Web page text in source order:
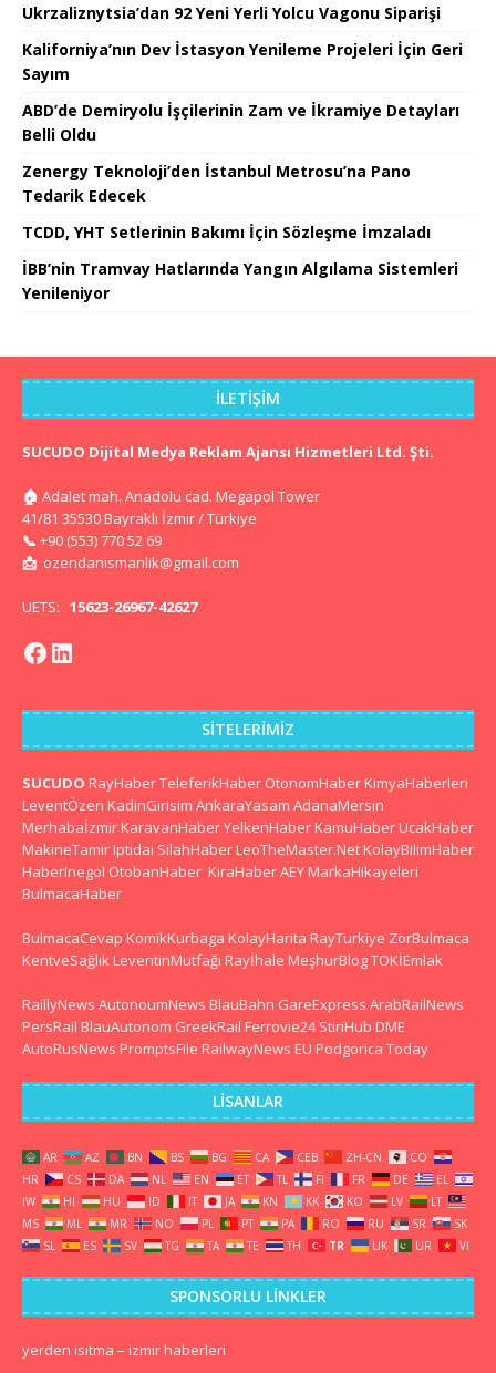
Ukrzaliznytsia’dan 92 Yeni Yerli Yolcu Vagonu Siparişi
Kaliforniya’nın Dev İstasyon Yenileme Projeleri İçin Geri
Sayım
ABD’de Demiryolu İşçilerinin Zam ve İkramiye Detayları
Belli Oldu
Zenergy Teknoloji’den İstanbul Metrosu’na Pano
Tedarik Edecek
TCDD, YHT Setlerinin Bakımı İçin Sözleşme İmzaladı
İBB’nin Tramvay Hatlarında Yangın Algılama Sistemleri
Yenileniyor
İLETIŞIM
SUCUDO Dijital Medya Reklam Ajansı Hizmetleri Ltd. Şti.
🏠 Adalet mah. Anadolu cad. Megapol Tower
41/81 35530 Bayraklı İzmir / Türkiye
📞 +90 (553) 770 52 69
📩 ozendanismanlik@gmail.com
UETS: 15623-26967-42627
SITELERIMIZ
SUCUDO RayHaberTeleferikHaber OtonomHaber KimyaHaberleri
LeventÖzen KadinGirisim AnkaraYasam AdanaMersin
Merhabaİzmir KaravanHaberYelkenHaber KamuHaber UcakHaber
MakineTamir Iptidai SilahHaber LeoTheMaster.Net KolayBilimHaber
HaberInegol OtobanHaber KiraHaberAEY MarkaHikayeleri
BulmacaHaber
BulmacaCevap KomikKurbaga KolayHarita RayTurkiye ZorBulmaca
KentveSağlık LeventinMutfağı Rayİhale MeşhurBlogTOKİEmlak
RaillyNews AutonoumNews BlauBahn GareExpress ArabRailNews
PersRail BlauAutonom GreekRail Ferrovie24 StiriHub DME
AutoRusNews PromptsFile RailwayNews EU Podgorica Today
LISANLAR
AR AZ BN BS BG CA CEB ZH-CN
CO
HR
CS DA NL EN ET TL FI FR DE
EL
IW
HI HU ID IT JA KN KK KO LV
LT
MS
ML MR NO PL PT PA RO RU SR
SK
SL
ES SV TG TA TE TH TR UK UR VI
SPONSORLU LINKLER
yerden ısıtma – izmir haberleri